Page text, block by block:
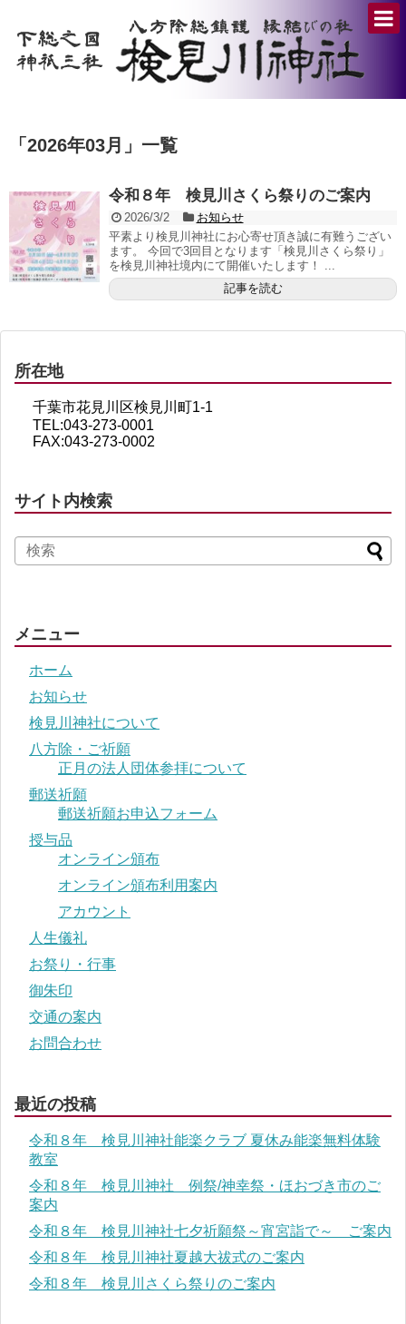
「 2026年03月 」 一覧
令和８年 検見川さくら祭りのご案内
2026/3/2
お知らせ
平素より検見川神社にお心寄せ頂き誠に有難うござい
ます。 今回で3回目となります「検見川さくら祭り」
を検見川神社境内にて開催いたします！ ...
記事を読む
所在地
千葉市花見川区検見川町1-1
TEL:043-273-0001
FAX:043-273-0002
サイト内検索
メニュー
ホーム
お知らせ
検見川神社について
八方除・ご祈願
正月の法人団体参拝について
郵送祈願
郵送祈願お申込フォーム
授与品
オンライン頒布
オンライン頒布利用案内
アカウント
人生儀礼
お祭り・行事
御朱印
交通の案内
お問合わせ
最近の投稿
令和８年 検見川神社能楽クラブ 夏休み能楽無料体験
教室
令和８年 検見川神社 例祭/神幸祭・ほおづき市のご
案内
令和８年 検見川神社七夕祈願祭～宵宮詣で～ ご案内
令和８年 検見川神社夏越大祓式のご案内
令和８年 検見川さくら祭りのご案内